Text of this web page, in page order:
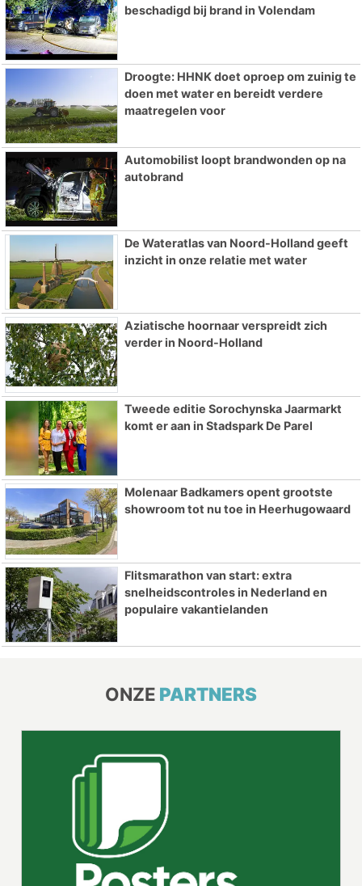
beschadigd bij brand in Volendam
Droogte: HHNK doet oproep om zuinig te
doen met water en bereidt verdere
maatregelen voor
Automobilist loopt brandwonden op na
autobrand
De Wateratlas van Noord-Holland geeft
inzicht in onze relatie met water
Aziatische hoornaar verspreidt zich
verder in Noord-Holland
Tweede editie Sorochynska Jaarmarkt
komt er aan in Stadspark De Parel
Molenaar Badkamers opent grootste
showroom tot nu toe in Heerhugowaard
Flitsmarathon van start: extra
snelheidscontroles in Nederland en
populaire vakantielanden
ONZE PARTNERS